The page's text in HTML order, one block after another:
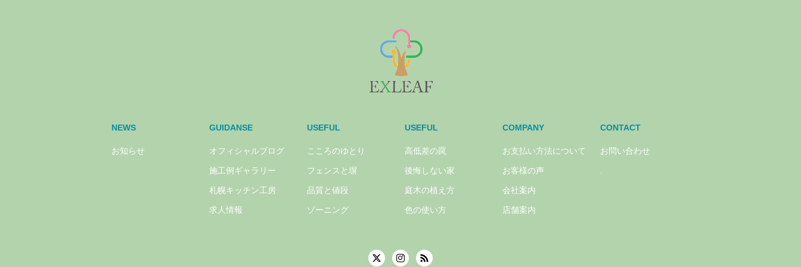
NEWS
お知らせ
GUIDANSE
オフィシャルブログ
施工例ギャラリー
札幌キッチン工房
求人情報
USEFUL
こころのゆとり
フェンスと塀
品質と値段
ゾーニング
USEFUL
高低差の罠
後悔しない家
庭木の植え方
色の使い方
COMPANY
お支払い方法について
お客様の声
会社案内
店舗案内
CONTACT
お問い合わせ